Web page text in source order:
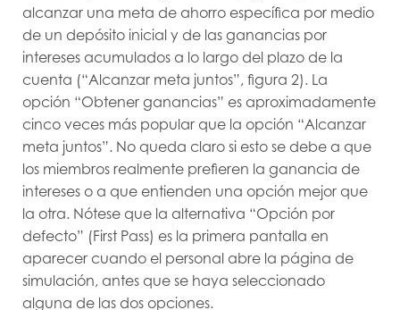
alcanzar una meta de ahorro específica por medio
de un depósito inicial y de las ganancias por
intereses acumulados a lo largo del plazo de la
cuenta (“Alcanzar meta juntos”, figura 2). La
opción “Obtener ganancias” es aproximadamente
cinco veces más popular que la opción “Alcanzar
meta juntos”. No queda claro si esto se debe a que
los miembros realmente prefieren la ganancia de
intereses o a que entienden una opción mejor que
la otra. Nótese que la alternativa “Opción por
defecto” (First Pass) es la primera pantalla en
aparecer cuando el personal abre la página de
simulación, antes que se haya seleccionado
alguna de las dos opciones.